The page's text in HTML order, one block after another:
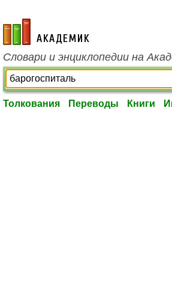
academic.ru
Словари и энциклопедии на
Толкования Переводы Книги